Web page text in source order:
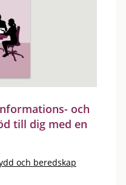
och
till dig med en
och beredskap